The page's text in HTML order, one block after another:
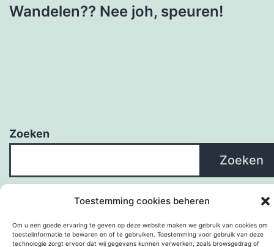
Toestemming cookies beheren
Om u een goede ervaring te geven op deze website maken we gebruik van cookies om
toestelinformatie te bewaren en of te gebruiken. Toestemming voor gebruik van deze
technologie zorgt ervoor dat wij gegevens kunnen verwerken, zoals browsgedrag of
Wandelen?? Nee joh, speuren!
Zoeken
Zoeken